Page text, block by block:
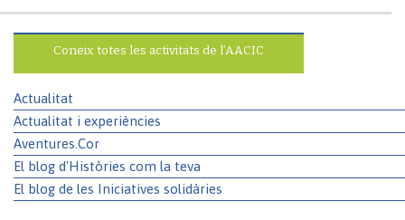
Coneix totes les activitats de l’AACIC
Actualitat
Actualitat i experiències
Aventures.Cor
El blog d'Històries com la teva
El blog de les Iniciatives solidàries